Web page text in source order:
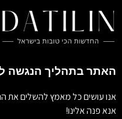
האתר בתהליך הנגשה
אנו עושים כל מאמץ להשלים את
אנא פנה אלינו!